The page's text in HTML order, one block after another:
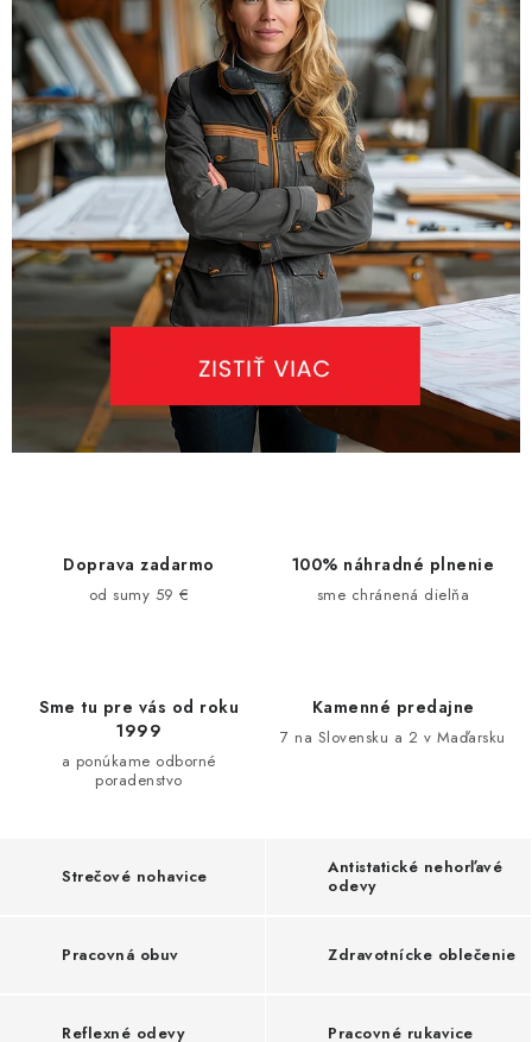
Doprava zadarmo
od sumy 59 €
100% náhradné plnenie
sme chránená dielňa
Sme tu pre vás od roku
1999
a ponúkame odborné
poradenstvo
Kamenné predajne
7 na Slovensku a 2 v Maďarsku
Strečové nohavice
Antistatické nehorľavé
odevy
Pracovná obuv Zdravotnícke oblečenie
Reflexné odevy Pracovné rukavice